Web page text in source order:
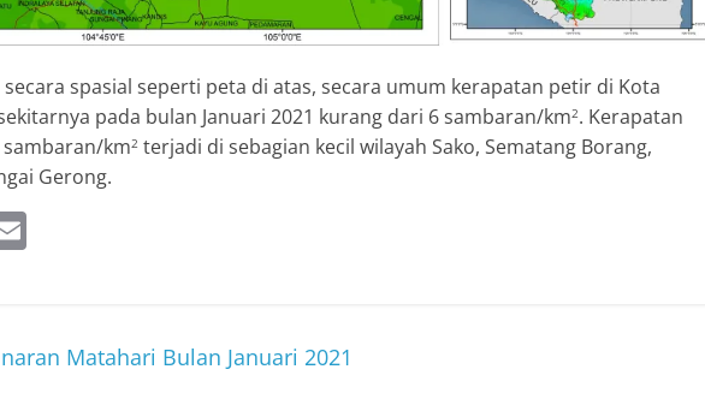
spasial seperti peta di atas, secara umum kerapatan petir di Kota
pada bulan Januari 2021 kurang dari 6 sambaran/km2. Kerapatan
km2 terjadi di sebagian kecil wilayah Sako, Sematang Borang,
Gerong.
l Matahari Bulan Januari 2021